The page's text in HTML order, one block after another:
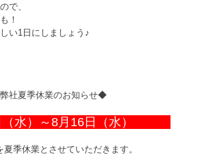
で、
！
い1日にしましょう♪
社夏季休業のお知らせ◆
）～8月16日（水）
夏季休業とさせていただきます。